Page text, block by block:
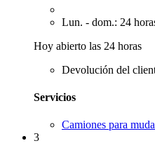
Lun. - dom.: 24
Hoy abierto las 24 horas
Devolución del
Servicios
Camiones para
3